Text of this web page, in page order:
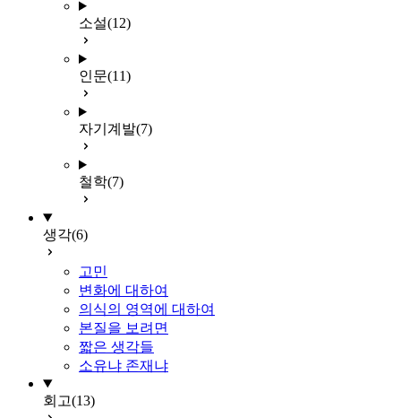
소설(12)
인문(11)
자기계발(7)
철학(7)
생각(6)
고민
변화에 대하여
의식의 영역에 대하여
본질을 보려면
짧은 생각들
소유냐 존재냐
회고(13)